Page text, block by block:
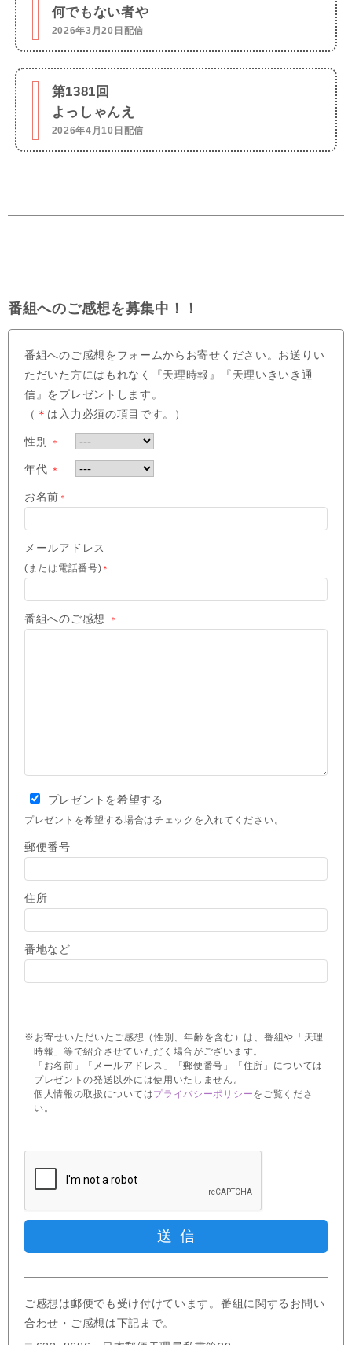
何でもない者や
2026年3月20日配信
第1381回
よっしゃんえ
2026年4月10日配信
番組へのご感想を募集中！！
番組へのご感想をフォームからお寄せください。お送りい
ただいた方にはもれなく『天理時報』『天理いきいき通
信』をプレゼントします。
（ ＊ は入力必須の項目です。）
性別 ＊
年代 ＊
お名前 ＊
メールアドレス
(または電話番号) ＊
番組へのご感想 ＊
プレゼントを希望する
プレゼントを希望する場合はチェックを入れてください。
郵便番号
住所
番地など
※お寄せいただいたご感想（性別、年齢を含む）は、番組や「天理
時報」等で紹介させていただく場合がございます。
「お名前」「メールアドレス」「郵便番号」「住所」については
プレゼントの発送以外には使用いたしません。
個人情報の取扱についてはプライバシーポリシーをご覧くださ
い。
ご感想は郵便でも受け付けています。番組に関するお問い
合わせ・ご感想は下記まで。